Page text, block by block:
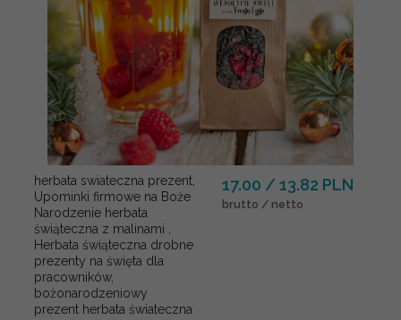
herbata swiateczna prezent,
Upominki firmowe na Boże
Narodzenie herbata
świąteczna z malinami ,
Herbata świąteczna drobne
prezenty na święta dla
pracowników,
bożonarodzeniowy
prezent herbata świateczna
17.00 / 13.82 PLN
brutto / netto